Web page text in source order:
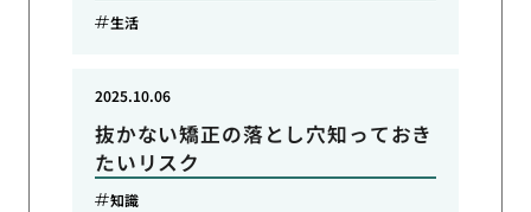
生活
抜かない矯正の落とし穴知っておき
たいリスク
2025.10.06
知識